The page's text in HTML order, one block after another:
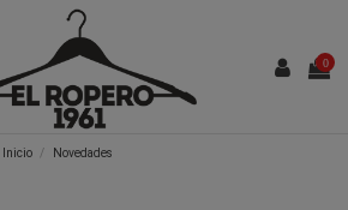
0
Inicio Novedades